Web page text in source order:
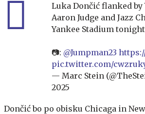
Luka Dončić flanked by
Aaron Judge and Jazz
Yankee Stadium
📷: @Jumpman23
pic.twitter.com/
— Marc Stein
2025
Dončić bo po obisku Chicaga in